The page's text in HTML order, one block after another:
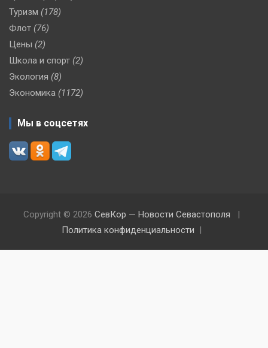
Туризм (178)
Флот (76)
Цены (2)
Школа и спорт (2)
Экология (8)
Экономика (1172)
Мы в соцсетях
Copyright © 2026 СевКор — Новости Севастополя
Политика конфиденциальности